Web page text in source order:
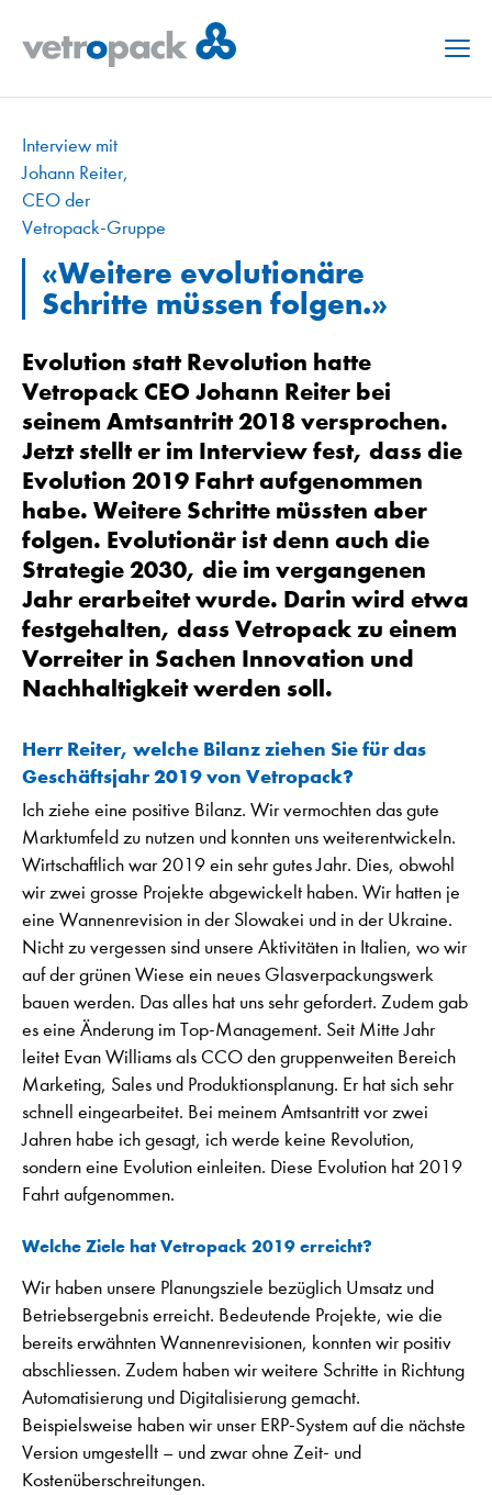
Menu
Interview mit
Johann Reiter,
CEO der
Vetropack-Gruppe
«Weitere evolutionäre
Schritte müssen folgen.»
Evolution statt Revolution hatte
Vetropack CEO Johann Reiter bei
seinem Amtsantritt 2018 versprochen.
Jetzt stellt er im Interview fest, dass die
Evolution 2019 Fahrt aufgenommen
habe. Weitere Schritte müssten aber
folgen. Evolutionär ist denn auch die
Strategie 2030, die im vergangenen
Jahr erarbeitet wurde. Darin wird etwa
festgehalten, dass Vetropack zu einem
Vorreiter in Sachen Innovation und
Nachhaltigkeit werden soll.
Herr Reiter, welche Bilanz ziehen Sie für das
Geschäftsjahr 2019 von Vetropack?
Ich ziehe eine positive Bilanz. Wir vermochten das gute
Marktumfeld zu nutzen und konnten uns weiterentwickeln.
Wirtschaftlich war 2019 ein sehr gutes Jahr. Dies, obwohl
wir zwei grosse Projekte abgewickelt haben. Wir hatten je
eine Wannenrevision in der Slowakei und in der Ukraine.
Nicht zu vergessen sind unsere Aktivitäten in Italien, wo wir
auf der grünen Wiese ein neues Glasverpackungswerk
bauen werden. Das alles hat uns sehr gefordert. Zudem gab
es eine Änderung im Top-Management. Seit Mitte Jahr
leitet Evan Williams als CCO den gruppenweiten Bereich
Marketing, Sales und Produktionsplanung. Er hat sich sehr
schnell eingearbeitet. Bei meinem Amtsantritt vor zwei
Jahren habe ich gesagt, ich werde keine Revolution,
sondern eine Evolution einleiten. Diese Evolution hat 2019
Fahrt aufgenommen.
Welche Ziele hat Vetropack 2019 erreicht?
Wir haben unsere Planungsziele bezüglich Umsatz und
Betriebsergebnis erreicht. Bedeutende Projekte, wie die
bereits erwähnten Wannenrevisionen, konnten wir positiv
abschliessen. Zudem haben wir weitere Schritte in Richtung
Automatisierung und Digitalisierung gemacht.
Beispielsweise haben wir unser ERP-System auf die nächste
Version umgestellt – und zwar ohne Zeit- und
Kostenüberschreitungen.